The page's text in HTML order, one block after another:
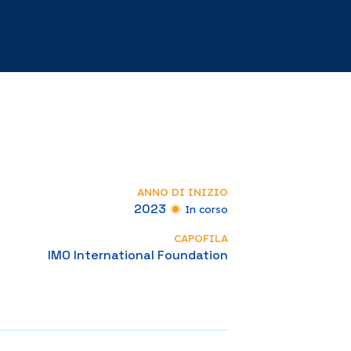
ANNO DI INIZIO
2023 In corso
CAPOFILA
IMO International Foundation